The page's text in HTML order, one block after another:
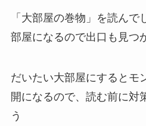
「大部屋の巻物」を読ん
部屋になるので出口も見つ
だいたい大部屋にするとモ
開になるので、読む前に対
う